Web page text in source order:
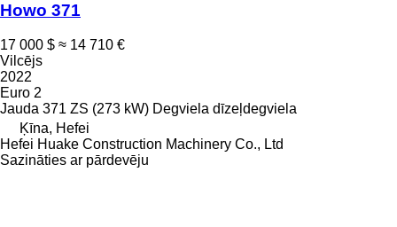
Howo 371
17 000 $ ≈ 14 710 €
Vilcējs
2022
Euro 2
Jauda 371 ZS (273 kW) Degviela dīzeļdegviela
Ķīna, Hefei
Hefei Huake Construction Machinery Co., Ltd
Sazināties ar pārdevēju